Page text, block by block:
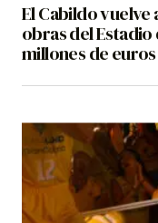
El Cabildo vuelve
obras del
millones de euros